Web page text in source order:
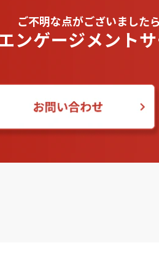
ご不明な点がございました
ンゲージメント